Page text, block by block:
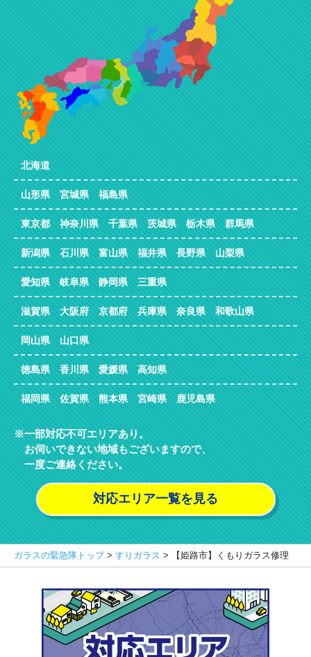
北海道
山形県 宮城県 福島県
東京都 神奈川県 千葉県 茨城県 栃木県 群馬県
新潟県 石川県 富山県 福井県 長野県 山梨県
愛知県 岐阜県 静岡県 三重県
滋賀県 大阪府 京都府 兵庫県 奈良県 和歌山県
岡山県 山口県
徳島県 香川県 愛媛県 高知県
福岡県 佐賀県 熊本県 宮崎県 鹿児島県
一部対応不可エリアあり。
お伺いできない地域もございますので、
一度ご連絡ください。
対応エリア一覧を見る
ガラスの緊急隊トップ> すりガラス > 【姫路市】くもりガラス修理